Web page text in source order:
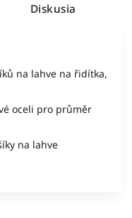
Diskusia
na lahve na řidítka,
oceli pro průměr
na lahve